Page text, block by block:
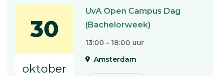
30
oktober
UvA Open Campus Dag
(Bachelorweek)
13:00 - 18:00 uur
Amsterdam